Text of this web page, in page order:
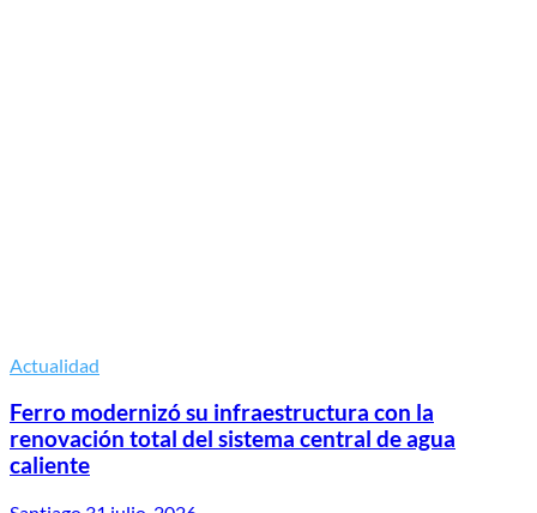
Actualidad
Ferro modernizó su infraestructura con la
renovación total del sistema central de agua
caliente